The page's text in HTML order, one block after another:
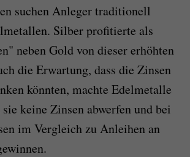
suchen Anleger traditionell
Silber profitierte als
neben Gold von dieser erhöhten
die Erwartung, dass die Zinsen
könnten, machte Edelmetalle
keine Zinsen abwerfen und bei
im Vergleich zu Anleihen an